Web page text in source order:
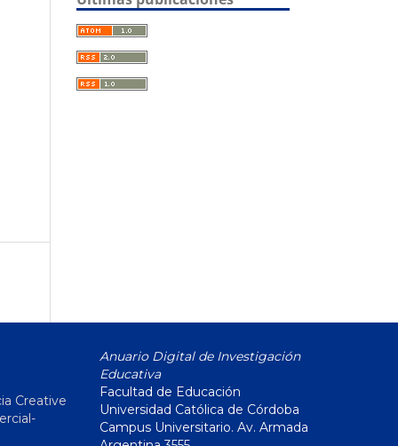
Creative
Anuario Digital de Investigación
Educativa
Facultad de Educación
Universidad Católica de Córdoba
Campus Universitario. Av. Armada